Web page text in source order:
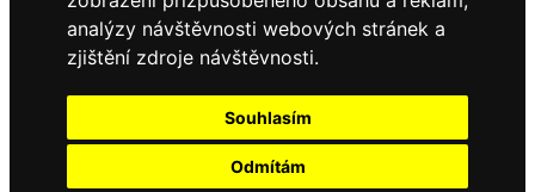
analýzy návštěvnosti webových stránek a
zjištění zdroje návštěvnosti.
Souhlasím
Odmítám